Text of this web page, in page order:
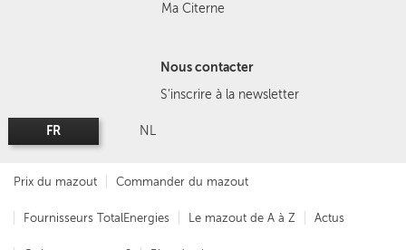
Ma Citerne
Nous contacter
S'inscrire à la newsletter
FR NL
Prix du mazout Commander du mazout
Fournisseurs TotalEnergies Le mazout de A à Z Actus